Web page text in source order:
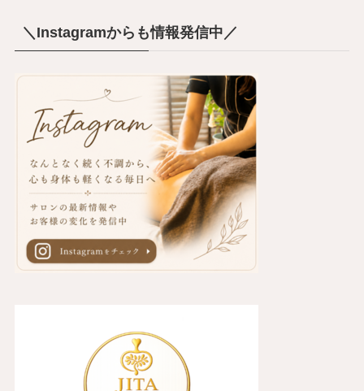
＼Instagramからも情報発信中／